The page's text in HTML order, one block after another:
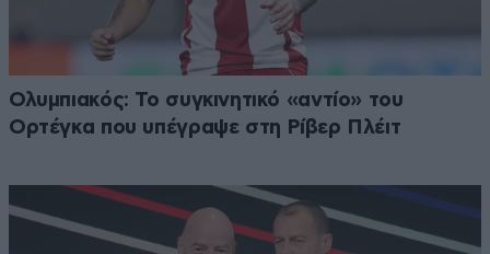
Ολυμπιακός: Το συγκινητικό «αντίο» του
Ορτέγκα που υπέγραψε στη Ρίβερ Πλέιτ